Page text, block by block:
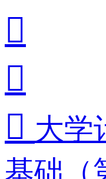


 大学
基础（